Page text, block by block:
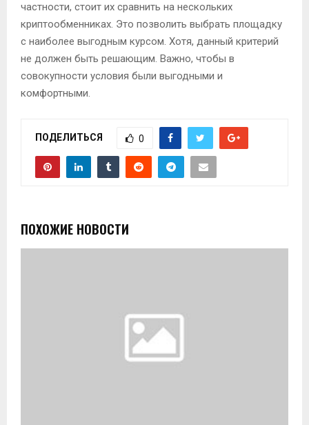
частности, стоит их сравнить на нескольких
криптообменниках. Это позволить выбрать площадку
с наиболее выгодным курсом. Хотя, данный критерий
не должен быть решающим. Важно, чтобы в
совокупности условия были выгодными и
комфортными.
ПОДЕЛИТЬСЯ 0
ПОХОЖИЕ НОВОСТИ